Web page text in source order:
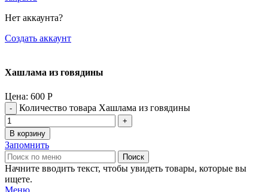
Нет аккаунта?
Создать аккаунт
Хашлама из говядины
Цена: 600 Р
Количество товара Хашлама из говядины
В корзину
Запомнить
Поиск
Начните вводить текст, чтобы увидеть товары, которые вы
ищете.
Меню